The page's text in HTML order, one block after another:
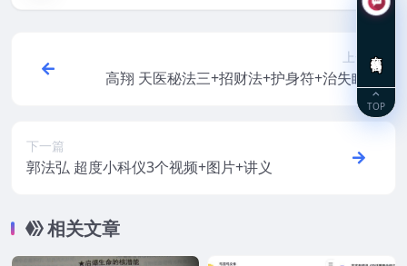
上一篇
高翔 天医秘法三+招财法+护身符+治失眠法
文档+视频
下一篇
郭法弘 超度小科仪3个视频+图片+讲义
相关文章
TOP